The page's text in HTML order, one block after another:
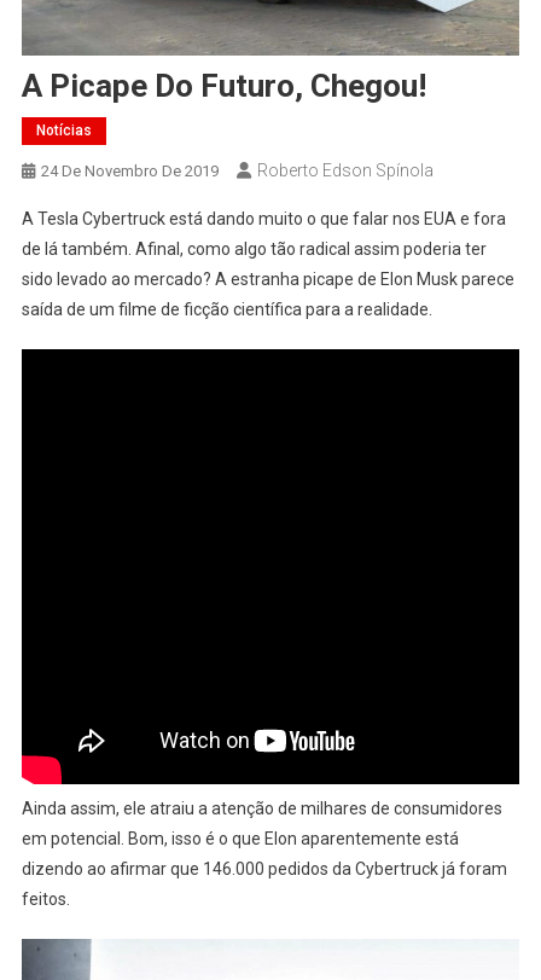
A Picape Do Futuro, Chegou!
Notícias
24 De Novembro De 2019 Roberto Edson Spínola
A Tesla Cybertruck está dando muito o que falar nos EUA e fora
de lá também. Afinal, como algo tão radical assim poderia ter
sido levado ao mercado? A estranha picape de Elon Musk parece
saída de um filme de ficção científica para a realidade.
Ainda assim, ele atraiu a atenção de milhares de consumidores
em potencial. Bom, isso é o que Elon aparentemente está
dizendo ao afirmar que 146.000 pedidos da Cybertruck já foram
feitos.